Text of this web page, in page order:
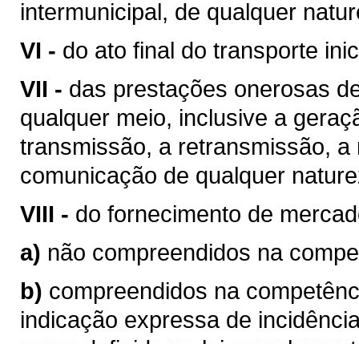
intermunicipal, de qualquer
VI - do ato final do transporte
VII - das prestações onerosas
qualquer meio, inclusive a
transmissão, a retransmissão,
comunicação de qualquer
VIII - do fornecimento de
a) não compreendidos na
b) compreendidos na
indicação expressa de